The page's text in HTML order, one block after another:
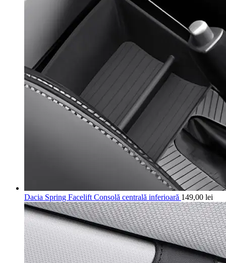
Dacia Spring Facelift Consolă centrală inferioară 149,00 lei